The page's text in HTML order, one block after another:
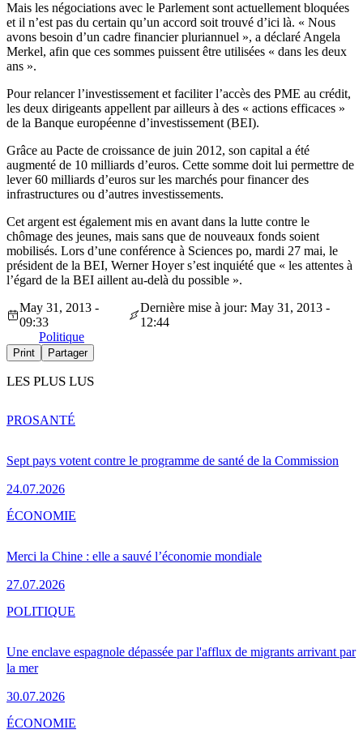
Mais les négociations avec le Parlement sont actuellement bloquées
et il n’est pas du certain qu’un accord soit trouvé d’ici là. « Nous
avons besoin d’un cadre financier pluriannuel », a déclaré Angela
Merkel, afin que ces sommes puissent être utilisées « dans les deux
ans ».
Pour relancer l’investissement et faciliter l’accès des PME au crédit,
les deux dirigeants appellent par ailleurs à des « actions efficaces »
de la Banque européenne d’investissement (BEI).
Grâce au Pacte de croissance de juin 2012, son capital a été
augmenté de 10 milliards d’euros. Cette somme doit lui permettre de
lever 60 milliards d’euros sur les marchés pour financer des
infrastructures ou d’autres investissements.
Cet argent est également mis en avant dans la lutte contre le
chômage des jeunes, mais sans que de nouveaux fonds soient
mobilisés. Lors d’une conférence à Sciences po, mardi 27 mai, le
président de la BEI, Werner Hoyer s’est inquiété que « les attentes à
l’égard de la BEI aillent au-delà du possible ».
May 31, 2013 -
09:33
Dernière mise à jour: May 31, 2013 -
12:44
Politique
Print Partager
LES PLUS LUS
Sept pays votent contre le programme de santé de la Commission
24.07.2026
PROSANTÉ
Merci la Chine : elle a sauvé l’économie mondiale
27.07.2026
ÉCONOMIE
Une enclave espagnole dépassée par l'afflux de migrants arrivant par
la mer
30.07.2026
POLITIQUE
ÉCONOMIE